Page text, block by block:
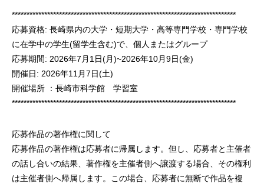
****************************************************************************
応募資格: 長崎県内の大学・短期大学・高等専門学校・専門学校
に在学中の学生(留学生含む)で、個人またはグループ
応募期間: 2026年7月1日(月)~2026年10月9日(金)
開催日: 2026年11月7日(土)
開催場所 ：長崎市科学館 学習室
****************************************************************************
応募作品の著作権に関して
応募作品の著作権は応募者に帰属します。但し、応募者と主催者
の話し合いの結果、著作権を主催者側へ譲渡する場合、その権利
は主催者側へ帰属します。この場合、応募者に無断で作品を複